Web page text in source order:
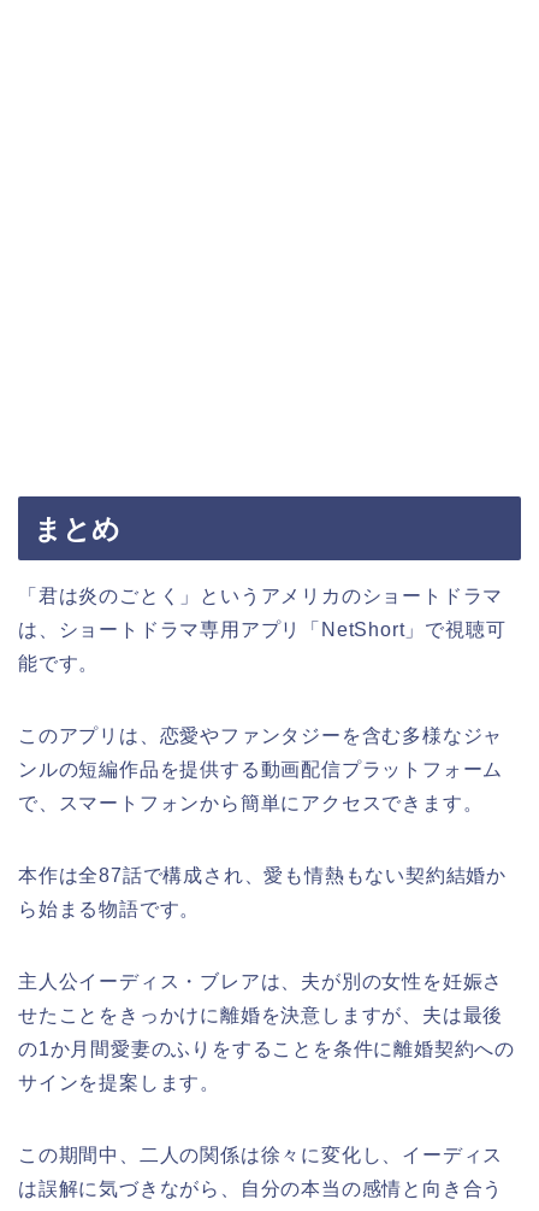
まとめ
「君は炎のごとく」というアメリカのショートドラマ
は、ショートドラマ専用アプリ「NetShort」で視聴可
能です。
このアプリは、恋愛やファンタジーを含む多様なジャ
ンルの短編作品を提供する動画配信プラットフォーム
で、スマートフォンから簡単にアクセスできます。
本作は全87話で構成され、愛も情熱もない契約結婚か
ら始まる物語です。
主人公イーディス・ブレアは、夫が別の女性を妊娠さ
せたことをきっかけに離婚を決意しますが、夫は最後
の1か月間愛妻のふりをすることを条件に離婚契約への
サインを提案します。
この期間中、二人の関係は徐々に変化し、イーディス
は誤解に気づきながら、自分の本当の感情と向き合う